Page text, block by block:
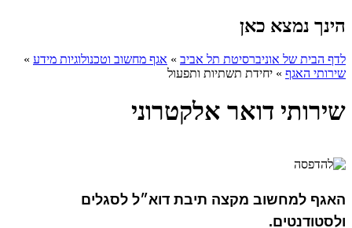
הינך נמצא כאן
לדף הבית של אוניברסיטת תל אביב » אגף מחשוב וטכנולוגיות מידע »
שירותי האגף » יחידת תשתיות ותפעול
שירותי דואר אלקטרוני
האגף למחשוב מקצה תיבת דוא״ל לסגלים
ולסטודנטים.